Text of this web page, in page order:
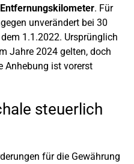
. Für
unverändert bei 30
1.1.2022. Ursprünglich
Jahre 2024 gelten, doch
Anhebung ist vorerst
steuerlich
für die Gewährung